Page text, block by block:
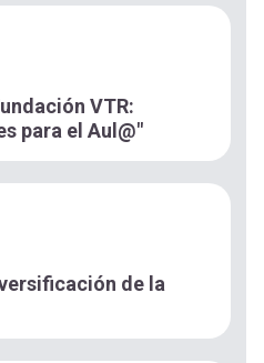
VTR:
para el Aul@"
de la